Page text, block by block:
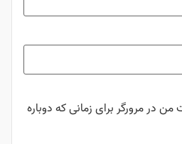
در مرورگر برای زمانی که دوباره